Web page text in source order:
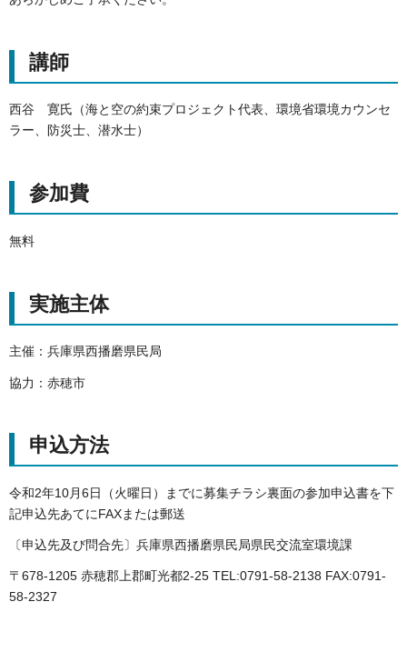
講師
西谷 寛氏（海と空の約束プロジェクト代表、環境省環境カウンセ
ラー、防災士、潜水士）
参加費
無料
実施主体
主催：兵庫県西播磨県民局
協力：赤穂市
申込方法
令和2年10月6日（火曜日）までに募集チラシ裏面の参加申込書を下
記申込先あてにFAXまたは郵送
〔申込先及び問合先〕兵庫県西播磨県民局県民交流室環境課
〒678-1205 赤穂郡上郡町光都2-25 TEL:0791-58-2138 FAX:0791-
58-2327